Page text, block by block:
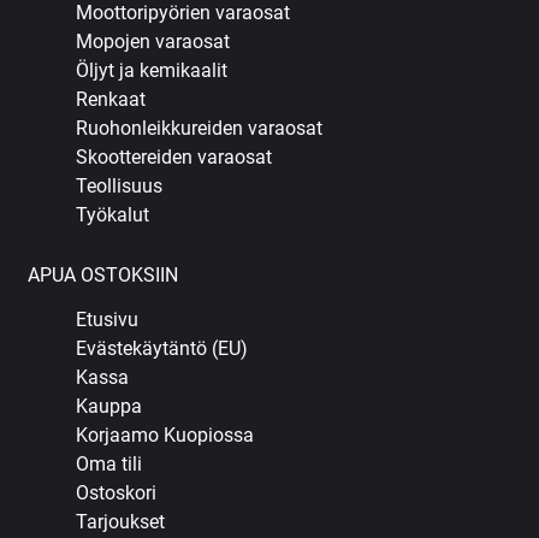
Moottoripyörien varaosat
Mopojen varaosat
Öljyt ja kemikaalit
Renkaat
Ruohonleikkureiden varaosat
Skoottereiden varaosat
Teollisuus
Työkalut
APUA OSTOKSIIN
Etusivu
Evästekäytäntö (EU)
Kassa
Kauppa
Korjaamo Kuopiossa
Oma tili
Ostoskori
Tarjoukset